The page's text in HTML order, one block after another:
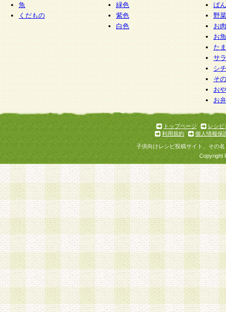
報の利用目的の通知・開示・内容の訂正・追加
停止・消去及び第三者への提供の禁止（以下、
といいます。）に応じます。
開示等に応じる窓口は以下になります。
ぱくすく食堂個人情報お客様相談窓口 paku-
m
個人情報を与えることは任意ですが、個人情報
意をいただけない場合には、当社のサービスの
お問い合わせ・ご相談への対応ができない場合
魚
くだもの
緑色
紫色
白色
ぱん
野
お
お
た
サ
シ
そ
お
お
トップページ
レシピ
利用規約
個人情報保
子供向けレシピ投稿サイト、その
Copyright